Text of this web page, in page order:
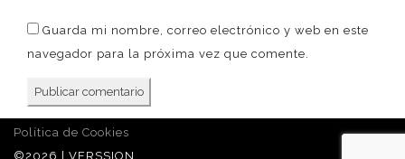
Guarda mi nombre, correo electrónico y web en este
navegador para la próxima vez que comente.
Política de Cookies
©2026 | VERSSION